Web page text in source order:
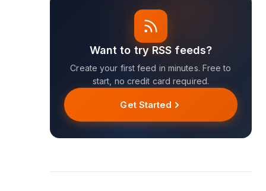
Want to try RSS feeds?
Create your first feed in minutes. Free to
start, no credit card required.
Get Started